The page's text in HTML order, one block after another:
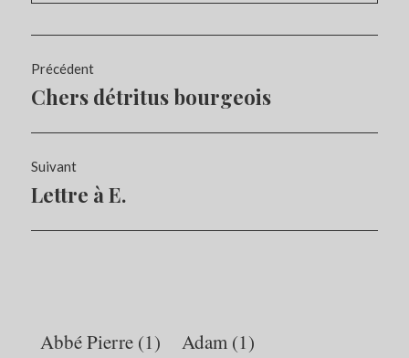
Navigation
de
l’article
Précédent
Article
Chers détritus bourgeois
Suivant
Article
Lettre à E.
Abbé Pierre (1) Adam (1)